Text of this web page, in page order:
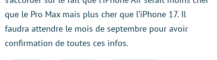
que le Pro Max mais plus cher que l’iPhone 17. Il
faudra attendre le mois de septembre pour avoir
confirmation de toutes ces infos.